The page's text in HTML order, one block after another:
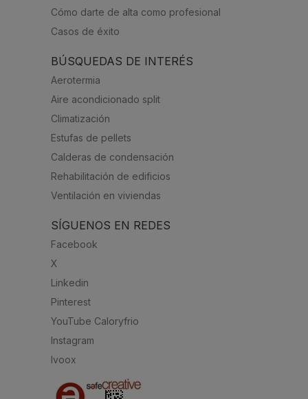
Cómo darte de alta como profesional
Casos de éxito
BÚSQUEDAS DE INTERÉS
Aerotermia
Aire acondicionado split
Climatización
Estufas de pellets
Calderas de condensación
Rehabilitación de edificios
Ventilación en viviendas
SÍGUENOS EN REDES
Facebook
X
Linkedin
Pinterest
YouTube Caloryfrio
Instagram
Ivoox